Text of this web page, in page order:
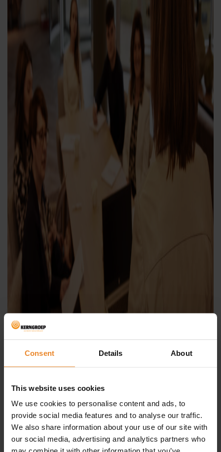
Consent Details About
This website uses cookies
We use cookies to personalise content and ads, to
provide social media features and to analyse our traffic.
We also share information about your use of our site with
our social media, advertising and analytics partners who